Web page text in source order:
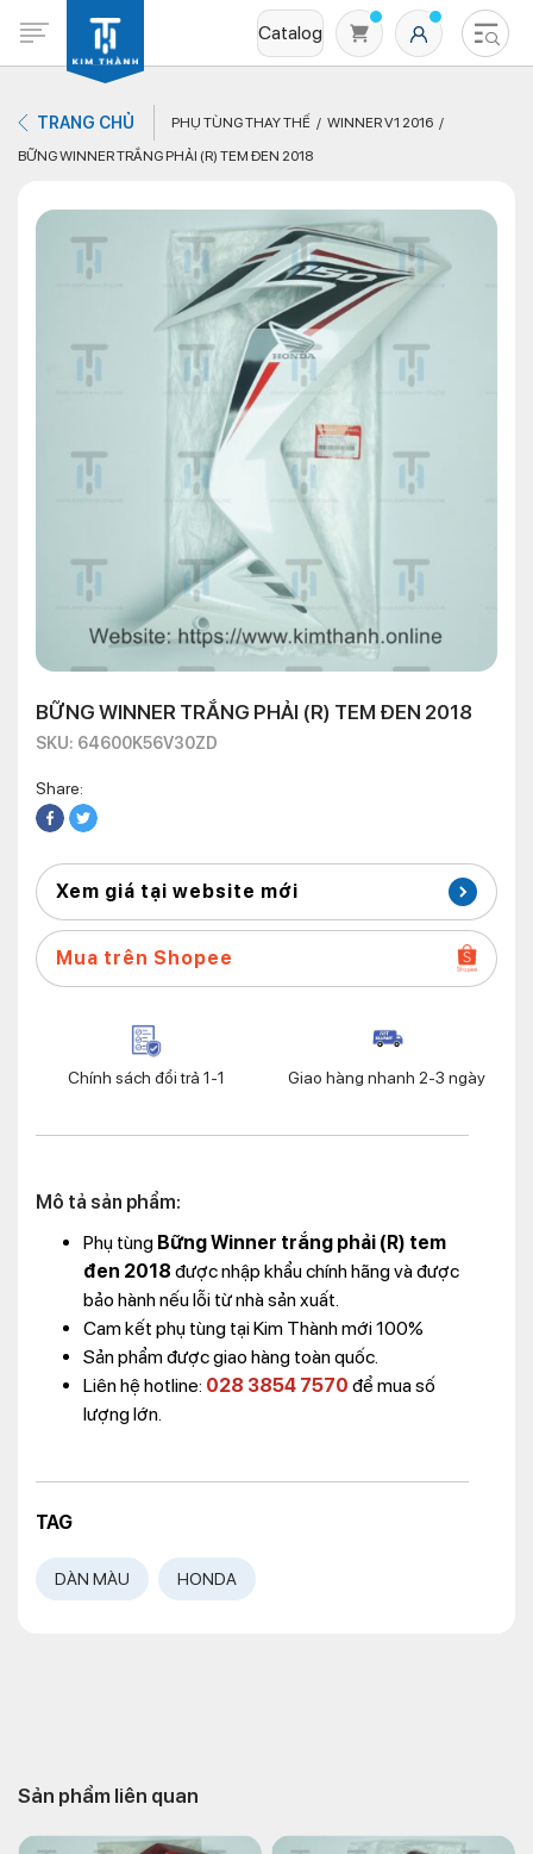
Catalog
Không có sản phẩm nào trong giỏ hàng
TRANG CHỦ PHỤ TÙNG THAY THẾ
WINNER V1 2016
BỮNG WINNER TRẮNG PHẢI (R) TEM ĐEN 2018
BỮNG WINNER TRẮNG PHẢI (R) TEM ĐEN 2018
SKU: 64600K56V30ZD
Share:
Xem giá tại website mới
Mua trên Shopee
Chính sách đổi trả 1-1 Giao hàng nhanh 2-3 ngày
Mô tả sản phẩm:
Phụ tùng Bững Winner trắng phải (R) tem
đen 2018 được nhập khẩu chính hãng và được
bảo hành nếu lỗi từ nhà sản xuất.
Cam kết phụ tùng tại Kim Thành mới 100%
Sản phẩm được giao hàng toàn quốc.
Liên hệ hotline: 028 3854 7570 để mua số
lượng lớn.
TAG
DÀN MÀU HONDA
Sản phẩm liên quan